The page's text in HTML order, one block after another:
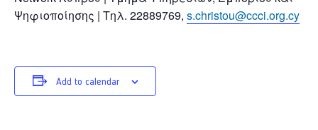
Ψηφιοποίησης | Τηλ. 22889769, s.christou@ccci.org.cy
Add to calendar